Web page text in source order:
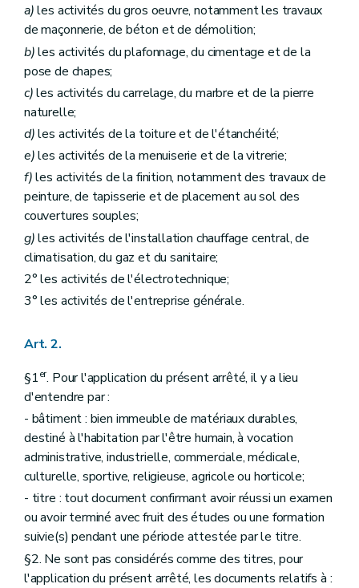
a)les activités du gros oeuvre, notamment les travaux
de maçonnerie, de béton et de démolition;
b)les activités du plafonnage, du cimentage et de la
pose de chapes;
c)les activités du carrelage, du marbre et de la pierre
naturelle;
d)les activités de la toiture et de l'étanchéité;
e)les activités de la menuiserie et de la vitrerie;
f)les activités de la finition, notamment des travaux de
peinture, de tapisserie et de placement au sol des
couvertures souples;
g)les activités de l'installation chauffage central, de
climatisation, du gaz et du sanitaire;
2° les activités de l'électrotechnique;
3° les activités de l'entreprise générale.
Art. 2.
§1er. Pour l'application du présent arrêté, il y a lieu
d'entendre par :
- bâtiment : bien immeuble de matériaux durables,
destiné à l'habitation par l'être humain, à vocation
administrative, industrielle, commerciale, médicale,
culturelle, sportive, religieuse, agricole ou horticole;
- titre : tout document confirmant avoir réussi un examen
ou avoir terminé avec fruit des études ou une formation
suivie(s) pendant une période attestée par le titre.
§2. Ne sont pas considérés comme des titres, pour
l'application du présent arrêté, les documents relatifs à :